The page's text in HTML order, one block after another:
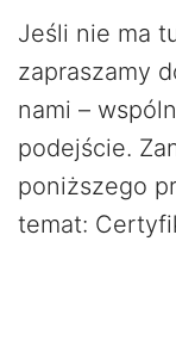
Jeśli nie ma
zapraszamy
nami –
podejście.
poniższego
temat: